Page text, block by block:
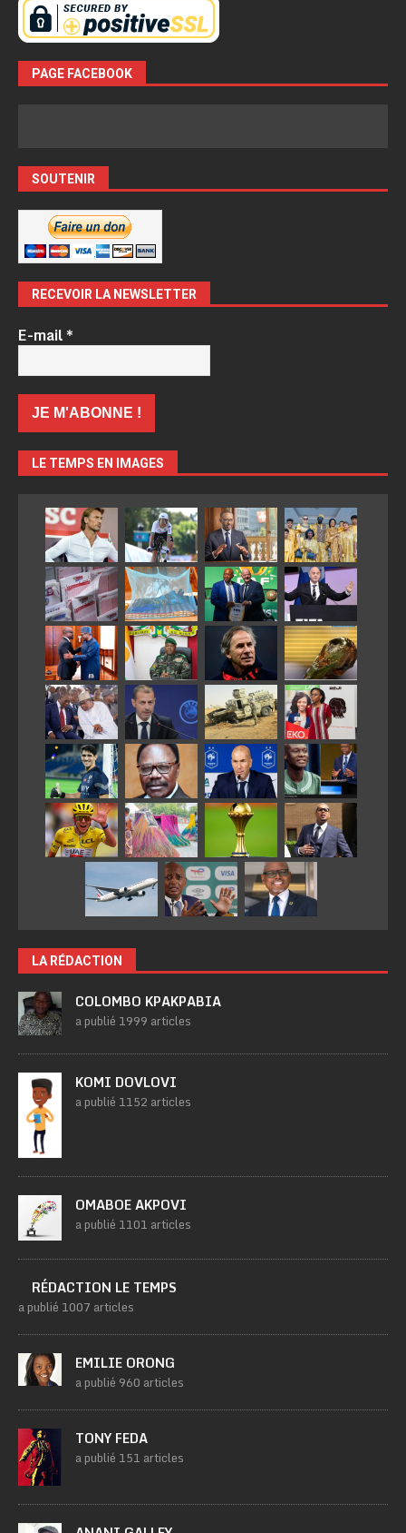
PAGE FACEBOOK
SOUTENIR
RECEVOIR LA NEWSLETTER
E-mail*
LE TEMPS EN IMAGES
LA RÉDACTION
COLOMBO KPAKPABIA
a publié 1999 articles
KOMI DOVLOVI
a publié 1152 articles
OMABOE AKPOVI
a publié 1101 articles
RÉDACTION LE TEMPS
a publié 1007 articles
EMILIE ORONG
a publié 960 articles
TONY FEDA
a publié 151 articles